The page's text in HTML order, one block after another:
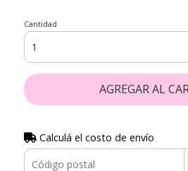
Cantidad
AGREGAR AL
Calculá el costo de envío